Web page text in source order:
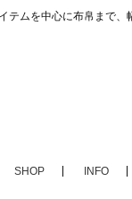
ムを中心に布帛まで
SHOP INFO